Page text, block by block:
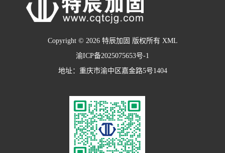
Copyright © 2026 特辰加固 版权所有 XML
渝ICP备2025075653号-1
地址：重庆市渝中区嘉金路5号1404